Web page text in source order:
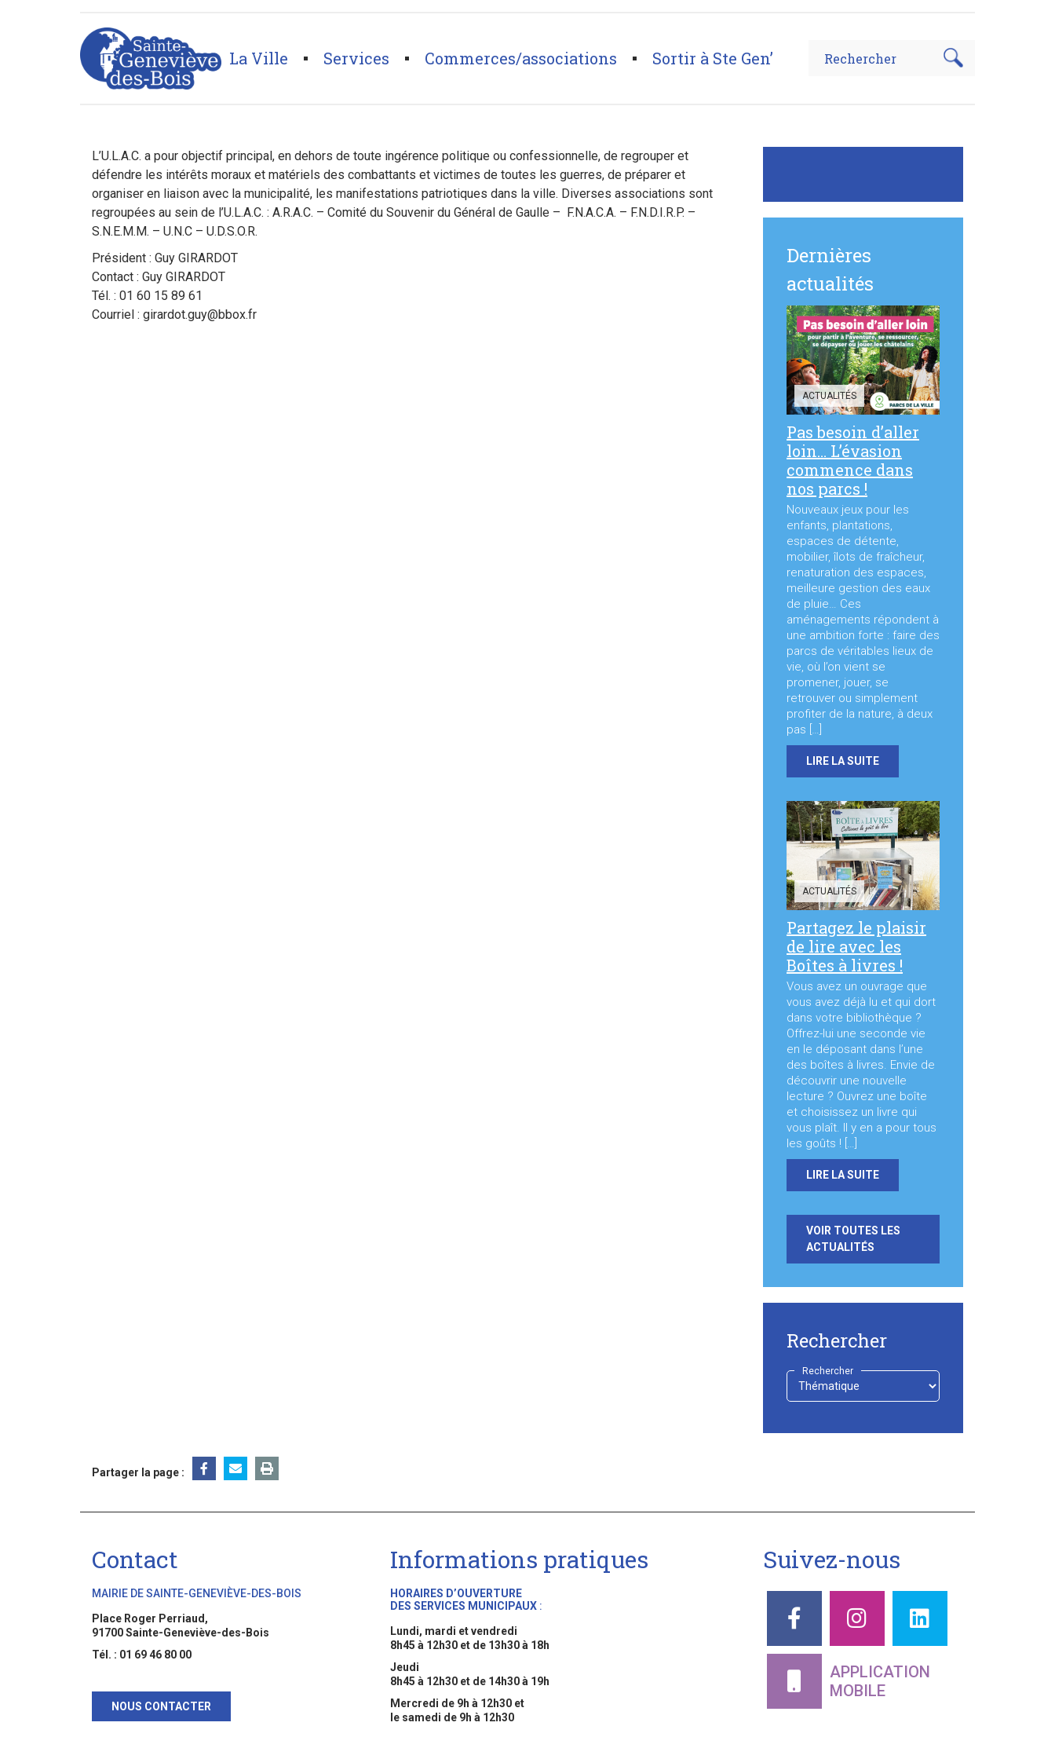
La Ville Services Commerces/associations Sortir à Ste Gen’
Page d'accueil>Annuaires associations
L’U.L.A.C. a pour objectif principal, en dehors de toute ingérence politique ou confessionnelle, de regrouper et
défendre les intérêts moraux et matériels des combattants et victimes de toutes les guerres, de préparer et
organiser en liaison avec la municipalité, les manifestations patriotiques dans la ville. Diverses associations sont
regroupées au sein de l’U.L.A.C. : A.R.A.C. – Comité du Souvenir du Général de Gaulle – F.N.A.C.A. – F.N.D.I.R.P. –
S.N.E.M.M. – U.N.C – U.D.S.O.R.
Président : Guy GIRARDOT
Contact : Guy GIRARDOT
Tél. : 01 60 15 89 61
Courriel : girardot.guy@bbox.fr
Dernières
actualités
ACTUALITÉS
Pas besoin d’aller
loin… L’évasion
commence dans
nos parcs !
Nouveaux jeux pour les
enfants, plantations,
espaces de détente,
mobilier, îlots de fraîcheur,
renaturation des espaces,
meilleure gestion des eaux
de pluie… Ces
aménagements répondent à
une ambition forte : faire des
parcs de véritables lieux de
vie, où l’on vient se
promener, jouer, se
retrouver ou simplement
profiter de la nature, à deux
pas […]
LIRE LA SUITE
ACTUALITÉS
Partagez le plaisir
de lire avec les
Boîtes à livres !
Vous avez un ouvrage que
vous avez déjà lu et qui dort
dans votre bibliothèque ?
Offrez-lui une seconde vie
en le déposant dans l’une
des boîtes à livres. Envie de
découvrir une nouvelle
lecture ? Ouvrez une boîte
et choisissez un livre qui
vous plaît. Il y en a pour tous
les goûts ! […]
LIRE LA SUITE
VOIR TOUTES LES
ACTUALITÉS
Rechercher
Rechercher
Choisir
Partager la page :
Contact
MAIRIE DE SAINTE-GENEVIÈVE-DES-BOIS
Place Roger Perriaud,
91700 Sainte-Geneviève-des-Bois
Tél. : 01 69 46 80 00
NOUS CONTACTER
Informations pratiques
HORAIRES D’OUVERTURE
DES SERVICES MUNICIPAUX :
Lundi, mardi et vendredi
8h45 à 12h30 et de 13h30 à 18h
Jeudi
8h45 à 12h30 et de 14h30 à 19h
Mercredi de 9h à 12h30 et
le samedi de 9h à 12h30
Suivez-nous
APPLICATION
MOBILE